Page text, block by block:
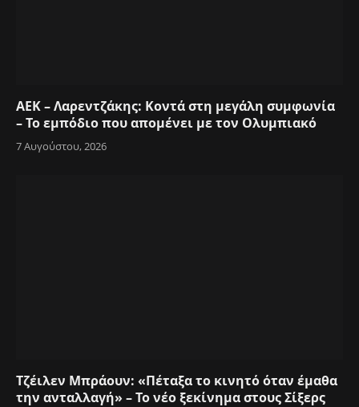
ΑΕΚ – Λαρεντζάκης: Κοντά στη μεγάλη συμφωνία
– Το εμπόδιο που απομένει με τον Ολυμπιακό
7 Αυγούστου, 2026
Τζέιλεν Μπράουν: «Πέταξα το κινητό όταν έμαθα
την ανταλλαγή» – Το νέο ξεκίνημα στους Σίξερς